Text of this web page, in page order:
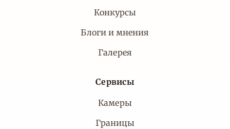
Конкурсы
Блоги и мнения
Галерея
Сервисы
Камеры
Границы